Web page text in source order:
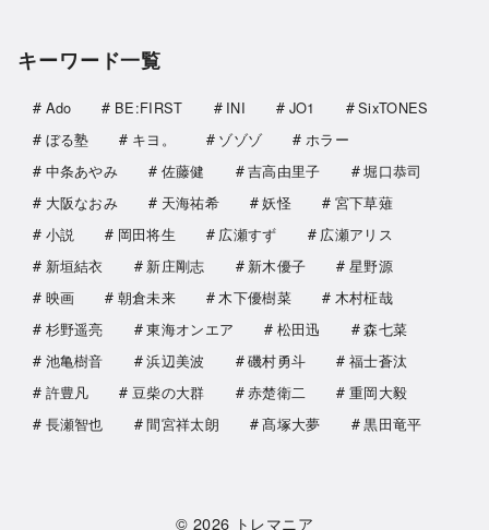
キーワード一覧
Ado BE:FIRST INI JO1
SixTONES
ぼる塾
キヨ。 ゾゾゾ
ホラー
中条あやみ
佐藤健 吉高由里子
堀口恭司
大阪なおみ
天海祐希 妖怪
宮下草薙
小説
岡田将生 広瀬すず
広瀬アリス
新垣結衣
新庄剛志 新木優子
星野源
映画
朝倉未来 木下優樹菜
木村柾哉
杉野遥亮
東海オンエア 松田迅
森七菜
池亀樹音
浜辺美波 磯村勇斗
福士蒼汰
許豊凡
豆柴の大群 赤楚衛二
重岡大毅
長瀬智也
間宮祥太朗 髙塚大夢 黒田竜平
© 2026 トレマニア